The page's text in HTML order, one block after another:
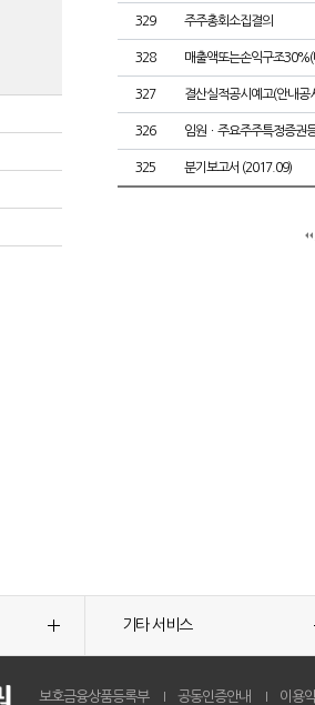
329 주주총회소집결의
328 매출액또는손익구조
327 결산실적공시예고(안내공
326 임원ㆍ주요주주특정증권
325 분기보고서 (2017.09)
기타 서비스
보호금융상품등록부 공동인증안내 이용